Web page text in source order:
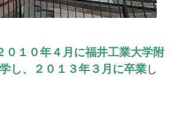
０１０年４月に福井工業大学附
し、２０１３年３月に卒業 し